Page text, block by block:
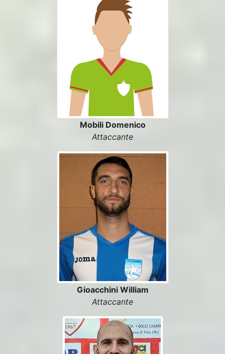
Mobili Domenico
Attaccante
Gioacchini William
Attaccante